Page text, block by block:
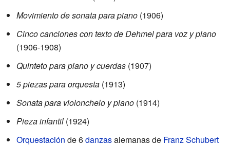
Movimiento de sonata para piano (1906)
Cinco canciones con texto de Dehmel para voz y piano
(1906-1908)
Quinteto para piano y cuerdas (1907)
5 piezas para orquesta (1913)
Sonata para violonchelo y piano (1914)
Pieza infantil (1924)
Orquestación de 6danzasalemanas de Franz Schubert